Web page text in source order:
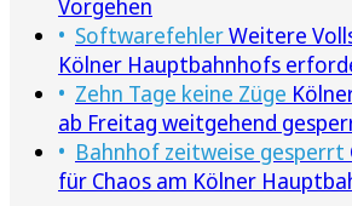
Vorgehen
SoftwarefehlerWeitere
Kölner Hauptbahnhofs
Zehn Tage keine Züge
ab Freitag weitgehend
Bahnhof zeitweise gesperrt
für Chaos am Kölner